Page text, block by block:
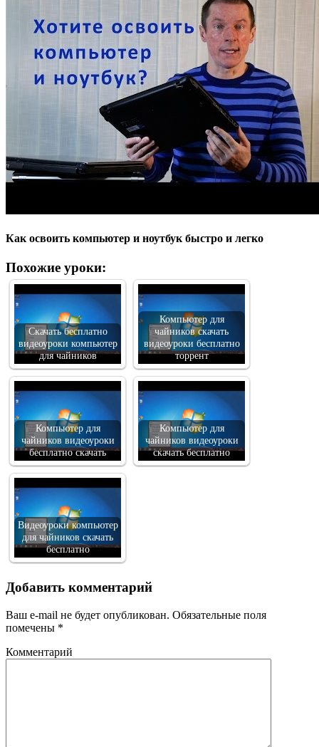
Как освоить компьютер и ноутбук быстро и легко
Похожие уроки:
Скачать бесплатно
видеоуроки компьютер
для чайников
Компьютер для
чайников скачать
видеоуроки бесплатно
торрент
Компьютер для
чайников видеоуроки
бесплатно скачать
Компьютер для
чайников видеоуроки
скачать бесплатно
Видеоуроки компьютер
для чайников скачать
бесплатно
Добавить комментарий
Ваш e-mail не будет опубликован. Обязательные поля
помечены *
Комментарий